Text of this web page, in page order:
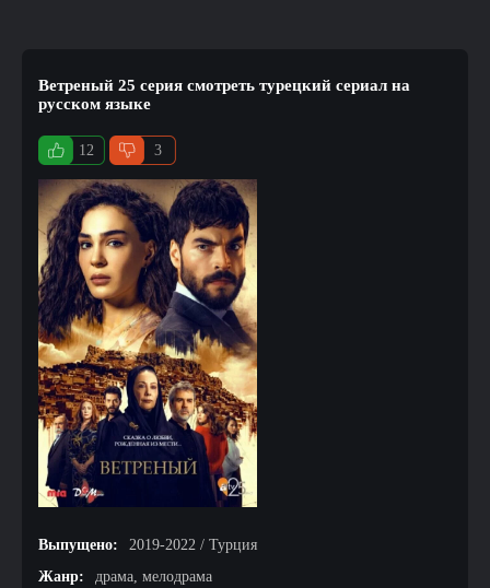
Ветреный 25 серия смотреть турецкий сериал на
русском языке
12 3
Выпущено:
2019-2022 / Турция
Жанр:
драма, мелодрама